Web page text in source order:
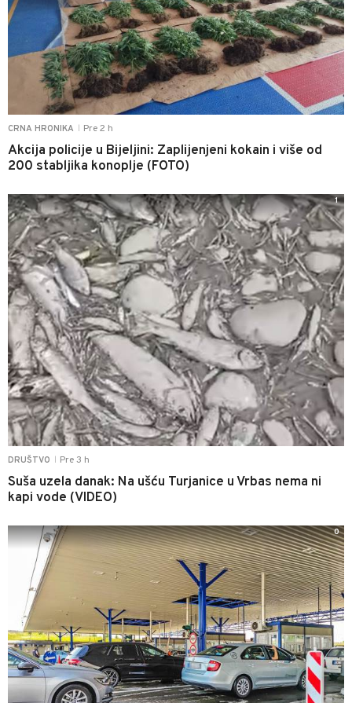
CRNA HRONIKA Pre 2 h
Akcija policije u Bijeljini: Zaplijenjeni kokain i više od
200 stabljika konoplje (FOTO)
DRUŠTVO Pre 3 h
Suša uzela danak: Na ušću Turjanice u Vrbas nema ni
kapi vode (VIDEO)
1
0